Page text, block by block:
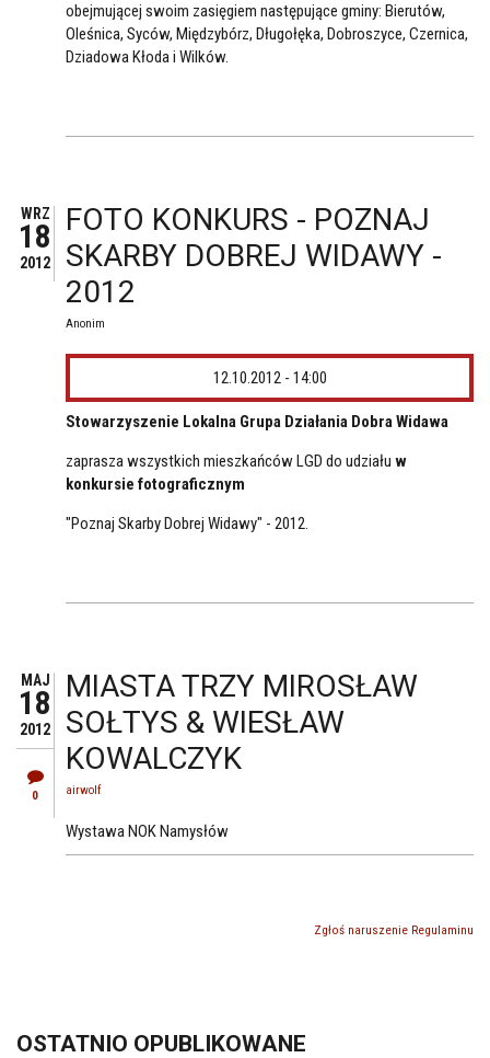
obejmującej swoim zasięgiem następujące gminy: Bierutów,
Oleśnica, Syców, Międzybórz, Długołęka, Dobroszyce, Czernica,
Dziadowa Kłoda i Wilków.
WRZ
18
2012
FOTO KONKURS - POZNAJ
SKARBY DOBREJ WIDAWY -
2012
Anonim
12.10.2012 - 14:00
Stowarzyszenie Lokalna Grupa Działania Dobra Widawa
zaprasza wszystkich mieszkańców LGD do udziału w
konkursie fotograficznym
"Poznaj Skarby Dobrej Widawy" - 2012.
MAJ
18
2012
0
MIASTA TRZY MIROSŁAW
SOŁTYS & WIESŁAW
KOWALCZYK
airwolf
Wystawa NOK Namysłów
Zgłoś naruszenie Regulaminu
OSTATNIO OPUBLIKOWANE